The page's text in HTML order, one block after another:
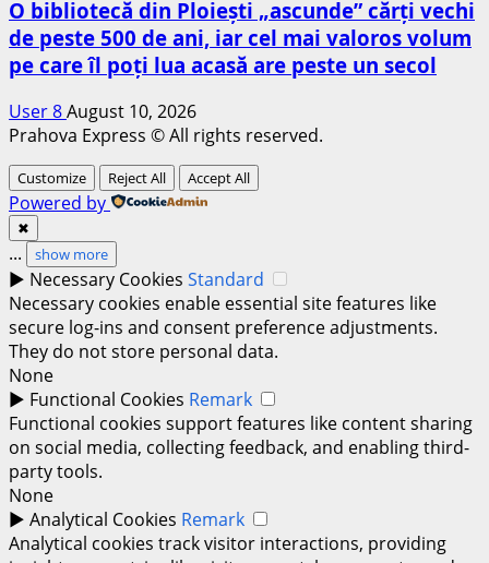
O bibliotecă din Ploiești „ascunde” cărți vechi
de peste 500 de ani, iar cel mai valoros volum
pe care îl poți lua acasă are peste un secol
User 8August 10, 2026
Prahova Express © All rights reserved.
Customize Reject All Accept All
Powered by
✖
... show more
► Necessary Cookies Standard
Necessary cookies enable essential site features like
secure log-ins and consent preference adjustments.
They do not store personal data.
None
► Functional Cookies Remark
Functional cookies support features like content sharing
on social media, collecting feedback, and enabling third-
party tools.
None
► Analytical Cookies Remark
Analytical cookies track visitor interactions, providing